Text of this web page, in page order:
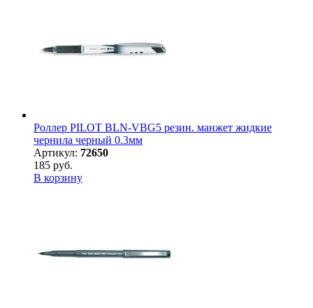
Роллер PILOT BLN-VBG5 резин. манжет жидкие
чернила черный 0.3мм
Артикул: 72650
185 руб.
В корзину